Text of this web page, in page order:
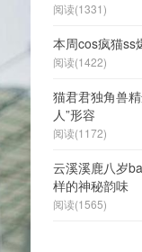
阅读(1331)
本周cos疯猫ss
阅读(1422)
猫君君独角兽
人”形容
阅读(1172)
云溪溪鹿八岁
样的神秘韵味
阅读(1565)